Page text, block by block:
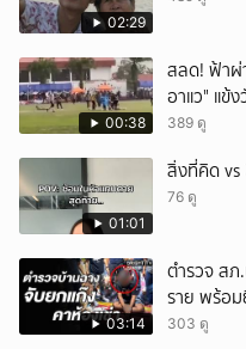
02:29
00:38
สลด! ฟ้าผ่
อาแว" แข้
389 ดู
01:01
สิ่งที่คิด vs
76 ดู
03:14
ตำรวจ ส
ราย พร้อ
303 ดู